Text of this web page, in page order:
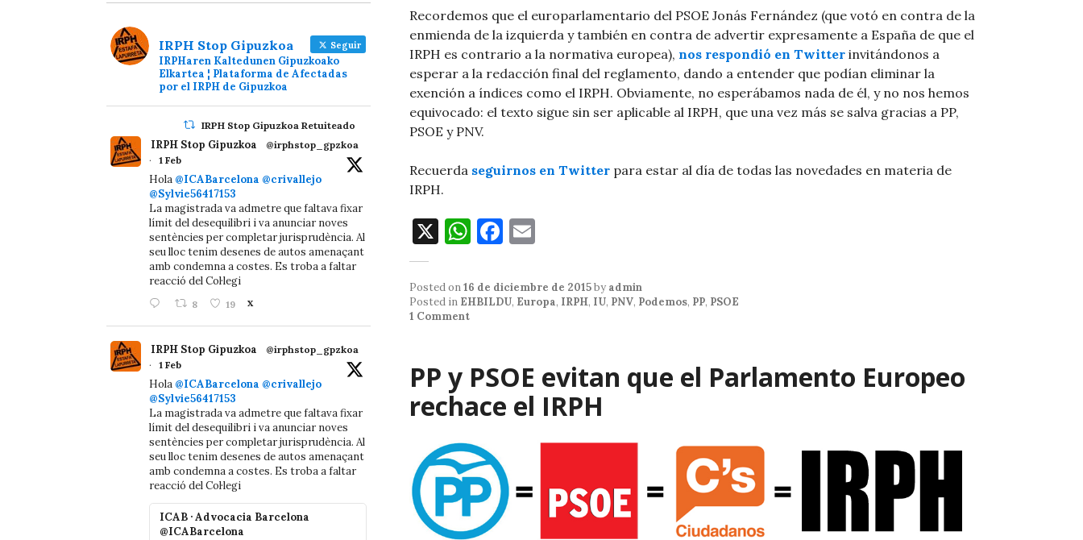
Recordemos que el europarlamentario del PSOE Jonás Fernández (que votó en contra de la
enmienda de la izquierda y también en contra de advertir expresamente a España de que el
IRPH es contrario a la normativa europea), nos respondió en Twitter invitándonos a
esperar a la redacción final del reglamento, dando a entender que podían eliminar la
exención a índices como el IRPH. Obviamente, no esperábamos nada de él, y no nos hemos
equivocado: el texto sigue sin ser aplicable al IRPH, que una vez más se salva gracias a PP,
PSOE y PNV.
Recuerda seguirnos en Twitter para estar al día de todas las novedades en materia de
IRPH.
X W
at
s
p
p
F
c
e
o
o
k
ai
l
Posted on16 de diciembre de 2015by admin
Posted in EHBILDU, Europa, IRPH, IU, PNV, Podemos, PP, PSOE
1 Comment
PP y PSOE evitan que el Parlamento Europeo
rechace el IRPH
IRPH Stop Gipuzkoa Seguir
IRPHaren Kaltedunen Gipuzkoako
Elkartea ¦ Plataforma de Afectadas
por el IRPH de Gipuzkoa
IRPH Stop Gipuzkoa Retuiteado
IRPH Stop Gipuzkoa
@irphstop_gpzkoa
·
1 Feb
Hola @ICABarcelona @crivallejo
@Sylvie56417153
La magistrada va admetre que faltava fixar
límit del desequilibri i va anunciar noves
sentències per completar jurisprudència. Al
seu lloc tenim desenes de autos amenaçant
amb condemna a costes. Es troba a faltar
reacció del Col·legi
8 19 X
IRPH Stop Gipuzkoa
@irphstop_gpzkoa
·
1 Feb
Hola @ICABarcelona @crivallejo
@Sylvie56417153
La magistrada va admetre que faltava fixar
límit del desequilibri i va anunciar noves
sentències per completar jurisprudència. Al
seu lloc tenim desenes de autos amenaçant
amb condemna a costes. Es troba a faltar
reacció del Col·legi
ICAB · Advocacia Barcelona
@ICABarcelona